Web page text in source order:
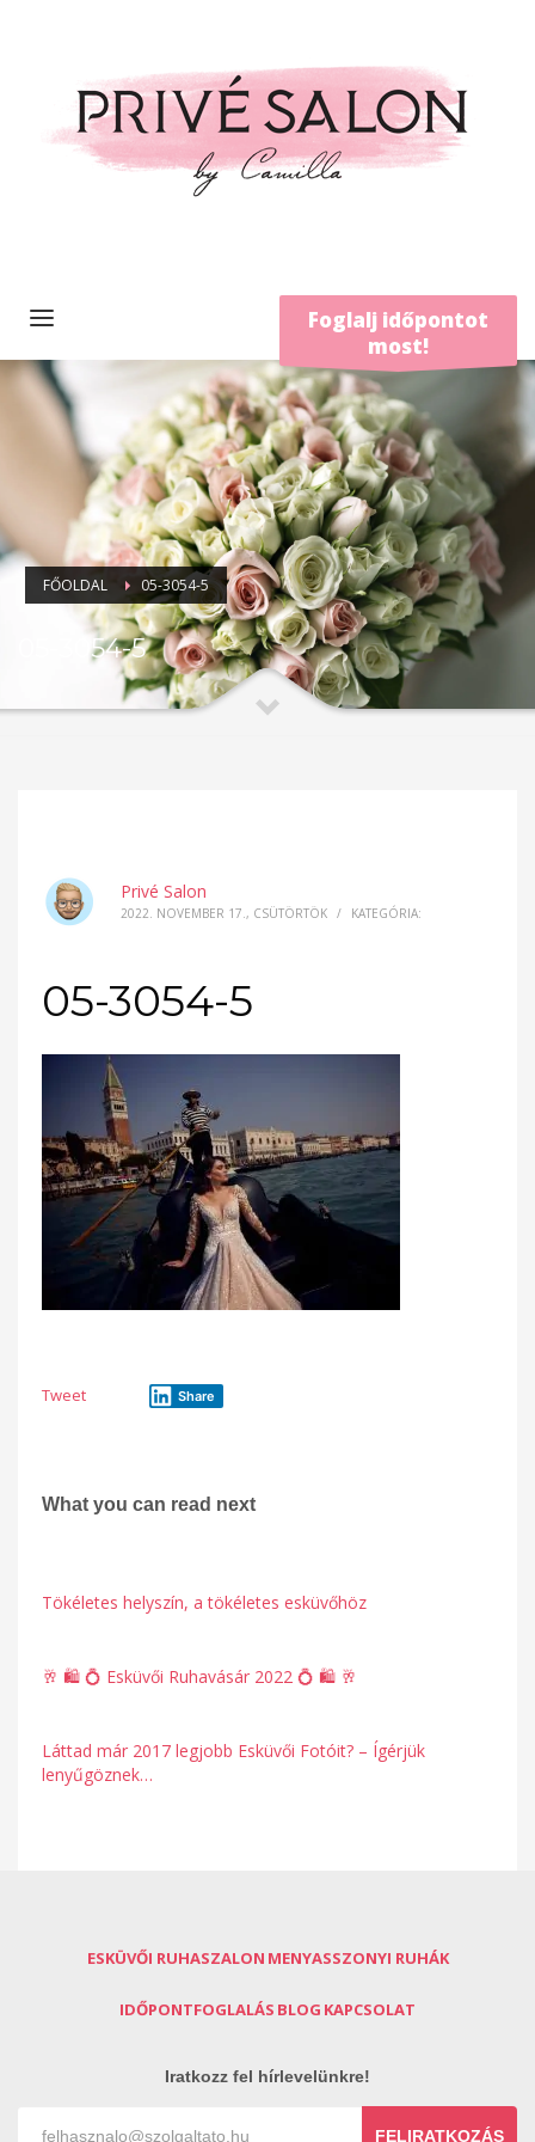
Foglalj időpontot
most!
FŐOLDAL 05-3054-5
05-3054-5
Privé Salon
2022. NOVEMBER 17., CSÜTÖRTÖK / KATEGÓRIA:
05-3054-5
Tweet Share
What you can read next
Tökéletes helyszín, a tökéletes esküvőhöz
🥂 🛍 💍 Esküvői Ruhavásár 2022 💍 🛍 🥂
Láttad már 2017 legjobb Esküvői Fotóit? – Ígérjük
lenyűgöznek…
ESKÜVŐI RUHASZALON MENYASSZONYI RUHÁK
IDŐPONTFOGLALÁS BLOG KAPCSOLAT
Iratkozz fel hírlevelünkre!
FELIRATKOZÁS